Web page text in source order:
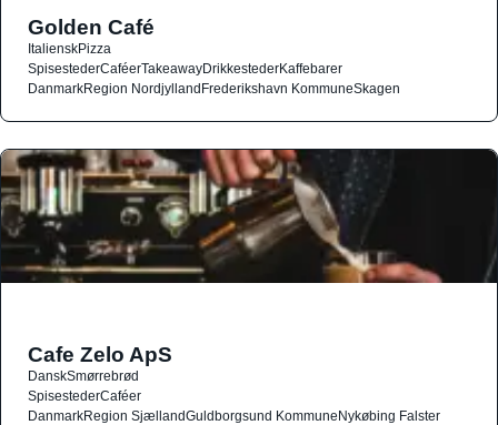
Golden Café
ItalienskPizza
SpisestederCaféerTakeawayDrikkestederKaffebarer
DanmarkRegion NordjyllandFrederikshavn KommuneSkagen
Cafe Zelo ApS
DanskSmørrebrød
SpisestederCaféer
DanmarkRegion SjællandGuldborgsund KommuneNykøbing Falster